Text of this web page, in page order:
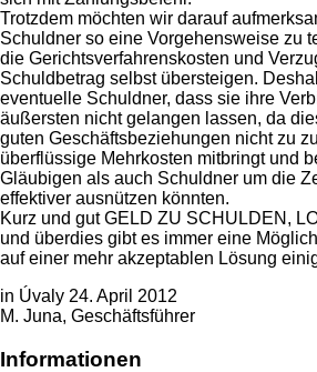
Trotzdem möchten wir darauf
Schuldner so eine Vorgehensweise zu
die Gerichtsverfahrenskosten und
Schuldbetrag selbst übersteigen.
eventuelle Schuldner, dass sie ihre
äußersten nicht gelangen lassen, da
guten Geschäftsbeziehungen nicht zu
überflüssige Mehrkosten mitbringt und
Gläubigen als auch Schuldner um die
effektiver ausnützen könnten.
Kurz und gut GELD ZU SCHULDEN,
und überdies gibt es immer eine
auf einer mehr akzeptablen Lösung
in Úvaly 24. April 2012
M. Juna, Geschäftsführer
Informationen